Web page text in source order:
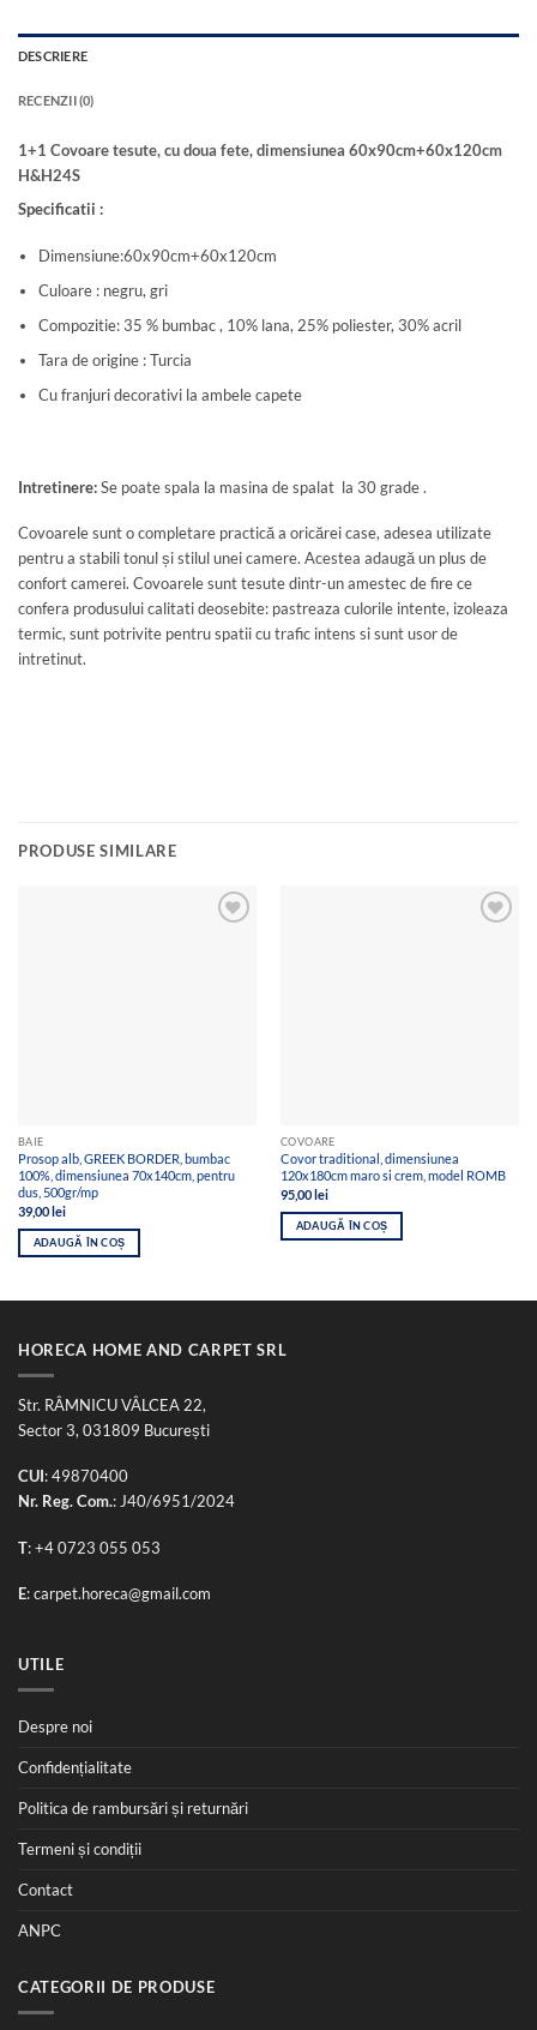
DESCRIERE
RECENZII (0)
1+1 Covoare tesute, cu doua fete, dimensiunea 60x90cm+60x120cm
H&H24S
Specificatii :
Dimensiune:60x90cm+60x120cm
Culoare : negru, gri
Compozitie: 35 % bumbac , 10% lana, 25% poliester, 30% acril
Tara de origine : Turcia
Cu franjuri decorativi la ambele capete
Intretinere:Se poate spala la masina de spalat la 30 grade .
Covoarele sunt o completare practică a oricărei case, adesea utilizate
pentru a stabili tonul și stilul unei camere. Acestea adaugă un plus de
confort camerei. Covoarele sunt tesute dintr-un amestec de fire ce
confera produsului calitati deosebite: pastreaza culorile intente, izoleaza
termic, sunt potrivite pentru spatii cu trafic intens si sunt usor de
intretinut.
PRODUSE SIMILARE
BAIE
Prosop alb, GREEK BORDER, bumbac
100%, dimensiunea 70x140cm, pentru
dus, 500gr/mp
39,00lei
ADAUGĂ ÎN COȘ
COVOARE
Covor traditional, dimensiunea
120x180cm maro si crem, model ROMB
95,00lei
ADAUGĂ ÎN COȘ
HORECA HOME AND CARPET SRL
Str. RÂMNICU VÂLCEA 22,
Sector 3, 031809 București
CUI: 49870400
Nr. Reg. Com.: J40/6951/2024
T:+4 0723 055 053
E:carpet.horeca@gmail.com
UTILE
Despre noi
Confidențialitate
Politica de rambursări și returnări
Termeni și condiții
Contact
ANPC
CATEGORII DE PRODUSE